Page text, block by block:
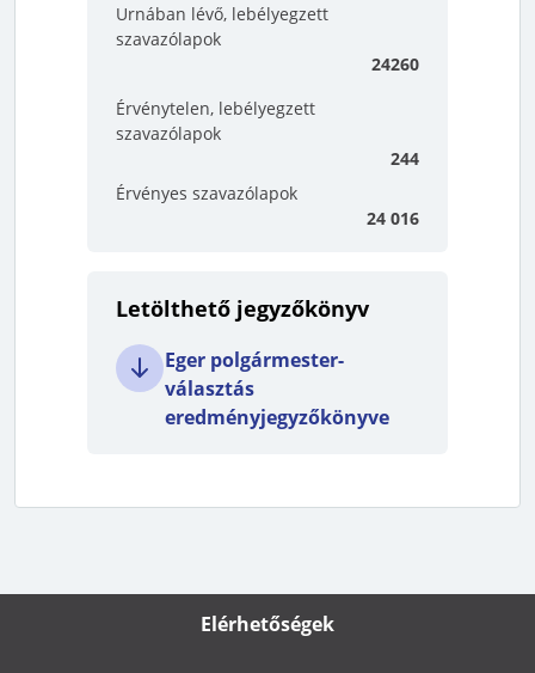
Urnában lévő, lebélyegzett
szavazólapok
24260
Érvénytelen, lebélyegzett
szavazólapok
244
Érvényes szavazólapok
24 016
Letölthető jegyzőkönyv
Eger polgármester-
választás
eredményjegyzőkönyve
Elérhetőségek